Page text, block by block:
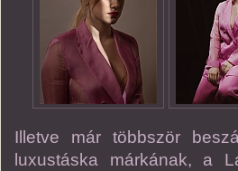
Illetve már többször
luxustáska márkának, a